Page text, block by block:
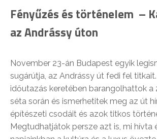
Fényűzés és történelem –
az Andrássy úton
November 23-án Budapest egyik
sugárútja, az Andrássy út fedi fel
időutazás keretében barangolhattok a
séta során és ismerhetitek meg az út
építészeti csodáit és azok titkos
Megtudhatjátok persze azt is, mi hívta